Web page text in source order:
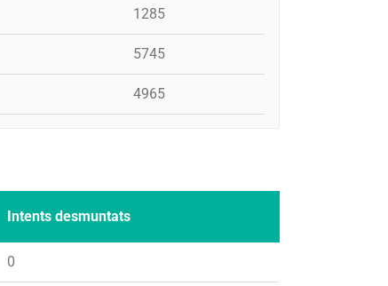
1285
5745
4965
Intents desmuntats
0